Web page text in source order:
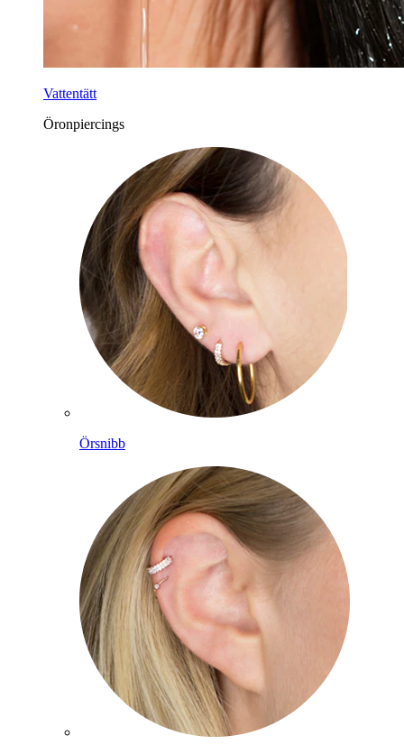
Vattentätt
Öronpiercings
Örsnibb